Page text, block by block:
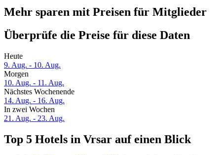
Mehr sparen mit Preisen für Mitglieder
Überprüfe die Preise für diese Daten
Heute
9. Aug. - 10. Aug.
Morgen
10. Aug. - 11. Aug.
Nächstes Wochenende
14. Aug. - 16. Aug.
In zwei Wochen
21. Aug. - 23. Aug.
Top 5 Hotels in Vrsar auf einen Blick